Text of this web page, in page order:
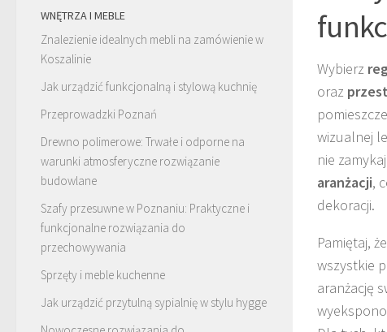
Wybierz
oraz
wizualnej
nie
aranżacji,
dekoracji.
Pamiętaj,
wszystkie
aranżację
WNĘTRZA I MEBLE
Znalezienie idealnych mebli na zamówienie w
Koszalinie
Jak urządzić funkcjonalną i stylową kuchnię
Przeprowadzki Poznań
Drewno polimerowe: Trwałe i odporne na
warunki atmosferyczne rozwiązanie
budowlane
Szafy przesuwne w Poznaniu: Praktyczne i
funkcjonalne rozwiązania do
przechowywania
Sprzęty i meble kuchenne
Jak urządzić przytulną sypialnię w stylu hygge